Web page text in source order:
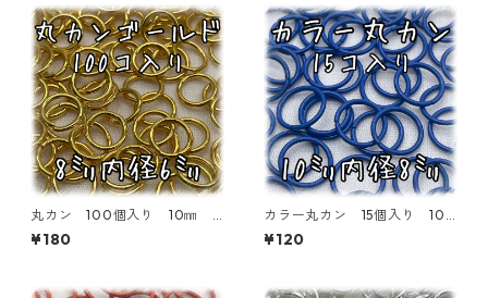
丸カン 100個入り 10㎜
ゴールド【MC-100-GLD08】
¥180
カラー丸カン 15個入り 10
㎜ ネイビーブルー【MCC-10
-NVY】
¥120